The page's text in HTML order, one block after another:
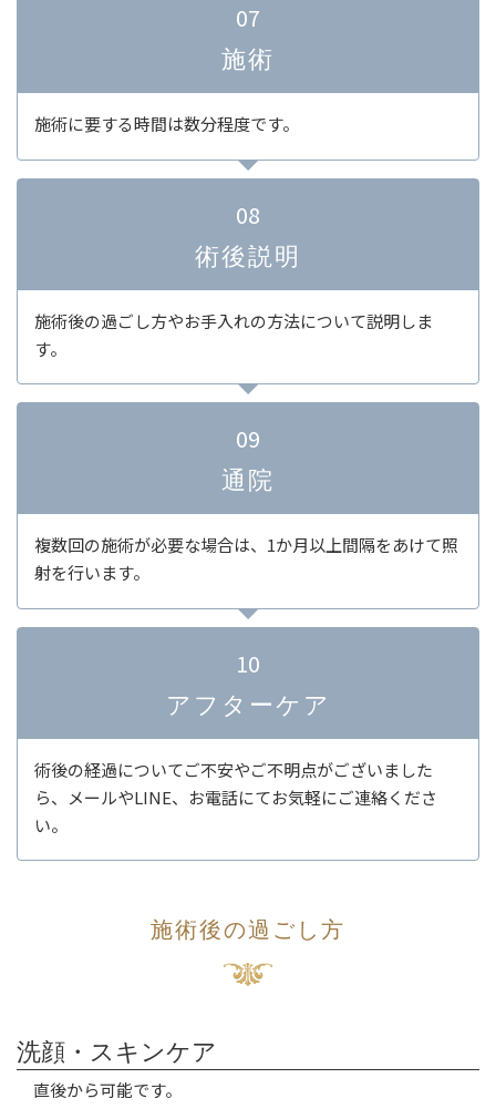
07
施術
施術に要する時間は数分程度です。
08
術後説明
施術後の過ごし方やお手入れの方法について説明しま
す。
09
通院
複数回の施術が必要な場合は、1か月以上間隔をあけて照
射を行います。
10
アフターケア
術後の経過についてご不安やご不明点がございました
ら、メールやLINE、お電話にてお気軽にご連絡くださ
い。
施術後の過ごし方
洗顔・スキンケア
直後から可能です。